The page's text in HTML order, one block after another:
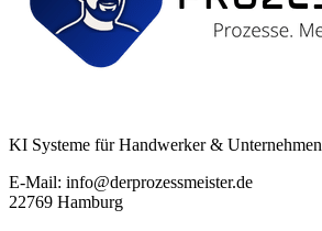
KI Systeme für Handwerker & Unternehmen
E-Mail: info@derprozessmeister.de
22769 Hamburg